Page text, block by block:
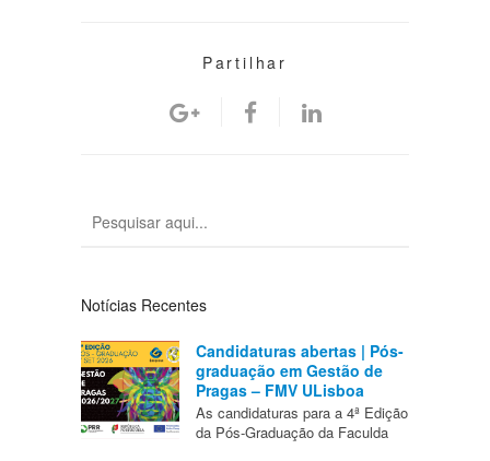
Partilhar
Notícias Recentes
Candidaturas abertas | Pós-
graduação em Gestão de
Pragas – FMV ULisboa
As candidaturas para a 4ª Edição
da Pós-Graduação da Faculda